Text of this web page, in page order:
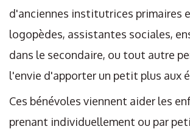
d'anciennes institutrices primaires
logopèdes, assistantes sociales,
dans le secondaire, ou tout autre
l'envie d'apporter un petit plus aux
Ces bénévoles viennent aider les
prenant individuellement ou par